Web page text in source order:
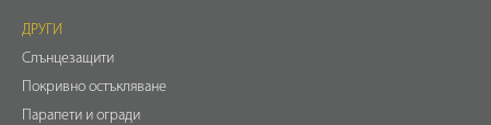
ДРУГИ
Слънцезащити
Покривно остъкляване
Парапети и огради